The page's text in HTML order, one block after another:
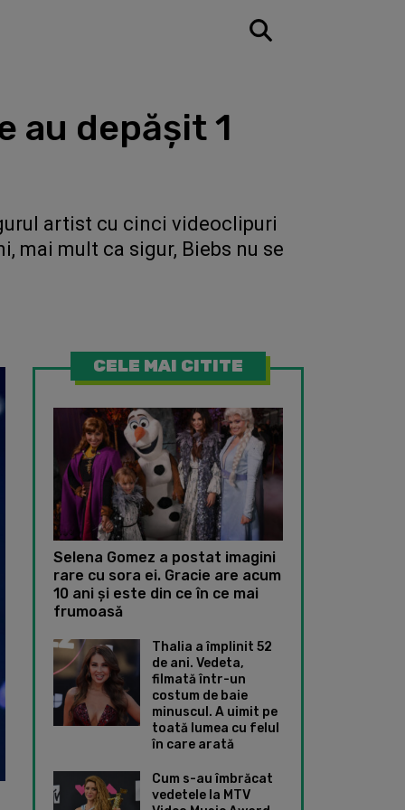
au depășit 1
artist cu cinci videoclipuri
mai mult ca sigur, Biebs nu se
CELE MAI CITITE
Selena Gomez a postat imagini
rare cu sora ei. Gracie are acum
10 ani și este din ce în ce mai
frumoasă
Thalia a împlinit 52
de ani. Vedeta,
filmată într-un
costum de baie
minuscul. A uimit pe
toată lumea cu felul
în care arată
Cum s-au îmbrăcat
vedetele la MTV